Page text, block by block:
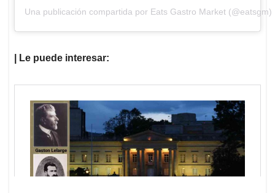
Una publicación compartida por Eats Gastro Market (@eatsgm)
| Le puede interesar: